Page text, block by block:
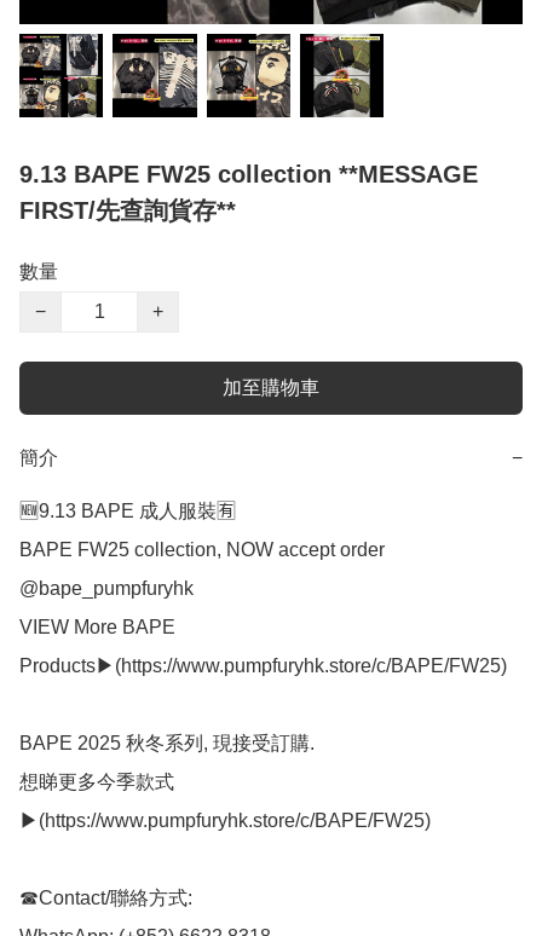
9.13 BAPE FW25 collection **MESSAGE
FIRST/先查詢貨存**
數量
−
+
加至購物車
簡介 −
🆕9.13 BAPE 成人服裝🈶
BAPE FW25 collection, NOW accept order
@bape_pumpfuryhk
VIEW More BAPE
Products▶(https://www.pumpfuryhk.store/c/BAPE/FW25)
BAPE 2025 秋冬系列, 現接受訂購.
想睇更多今季款式
▶(https://www.pumpfuryhk.store/c/BAPE/FW25)
☎Contact/聯絡方式: